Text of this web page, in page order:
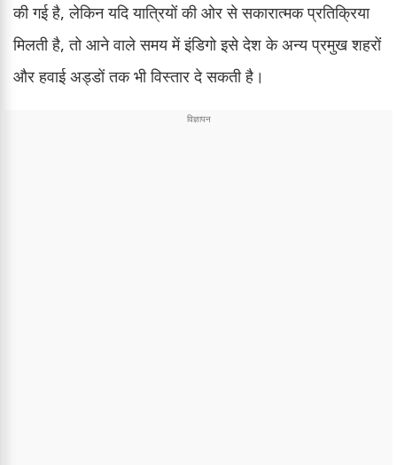
की गई है, लेकिन यदि यात्रियों की ओर से सकारात्मक प्रतिक्रिया
मिलती है, तो आने वाले समय में इंडिगो इसे देश के अन्य प्रमुख शहरों
और हवाई अड्डों तक भी विस्तार दे सकती है।